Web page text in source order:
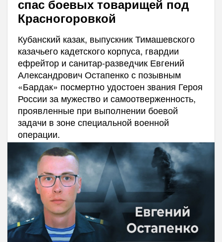
спас боевых товарищей под
Красногоровкой
Кубанский казак, выпускник Тимашевского
казачьего кадетского корпуса, гвардии
ефрейтор и санитар-разведчик Евгений
Александрович Остапенко с позывным
«Бардак» посмертно удостоен звания Героя
России за мужество и самоотверженность,
проявленные при выполнении боевой
задачи в зоне специальной военной
операции.